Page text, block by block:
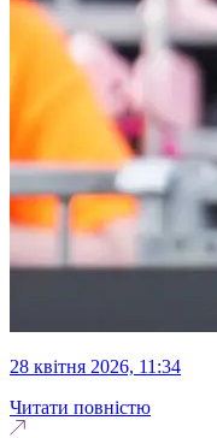
28 квітня 2026, 11:34
Читати повністю